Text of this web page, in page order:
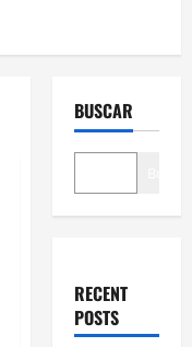
BUSCAR
RECENT
POSTS